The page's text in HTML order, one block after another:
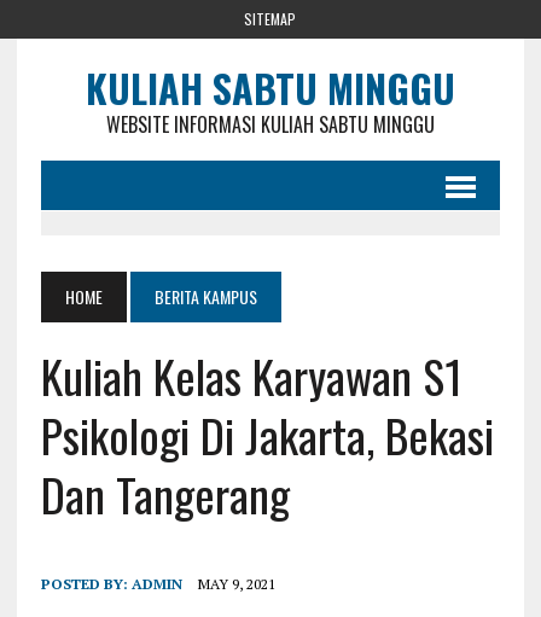
SITEMAP
KULIAH SABTU MINGGU
WEBSITE INFORMASI KULIAH SABTU MINGGU
HOME BERITA KAMPUS
Kuliah Kelas Karyawan S1
Psikologi Di Jakarta, Bekasi
Dan Tangerang
POSTED BY: ADMIN MAY 9, 2021